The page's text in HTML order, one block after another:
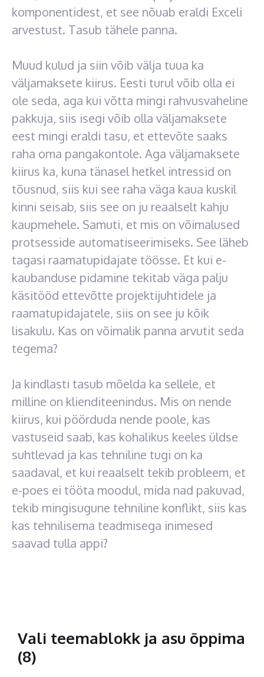
komponentidest, et see nõuab eraldi Exceli
arvestust. Tasub tähele panna.
Muud kulud ja siin võib välja tuua ka
väljamaksete kiirus. Eesti turul võib olla ei
ole seda, aga kui võtta mingi rahvusvaheline
pakkuja, siis isegi võib olla väljamaksete
eest mingi eraldi tasu, et ettevõte saaks
raha oma pangakontole. Aga väljamaksete
kiirus ka, kuna tänasel hetkel intressid on
tõusnud, siis kui see raha väga kaua kuskil
kinni seisab, siis see on ju reaalselt kahju
kaupmehele. Samuti, et mis on võimalused
protsesside automatiseerimiseks. See läheb
tagasi raamatupidajate töösse. Et kui e-
kaubanduse pidamine tekitab väga palju
käsitööd ettevõtte projektijuhtidele ja
raamatupidajatele, siis on see ju kõik
lisakulu. Kas on võimalik panna arvutit seda
tegema?
Ja kindlasti tasub mõelda ka sellele, et
milline on klienditeenindus. Mis on nende
kiirus, kui pöörduda nende poole, kas
vastuseid saab, kas kohalikus keeles üldse
suhtlevad ja kas tehniline tugi on ka
saadaval, et kui reaalselt tekib probleem, et
e-poes ei tööta moodul, mida nad pakuvad,
tekib mingisugune tehniline konflikt, siis kas
kas tehnilisema teadmisega inimesed
saavad tulla appi?
Vali teemablokk ja asu õppima
(8)